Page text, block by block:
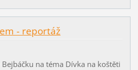
- reportáž
na téma Dívka na koštěti